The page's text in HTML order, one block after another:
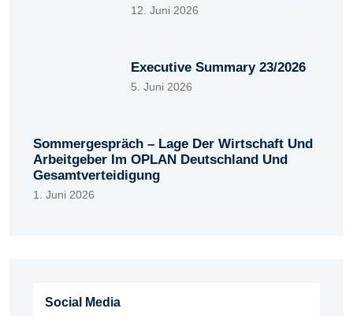
12. Juni 2026
Executive Summary 23/2026
5. Juni 2026
Sommergespräch – Lage Der Wirtschaft Und
Arbeitgeber Im OPLAN Deutschland Und
Gesamtverteidigung
1. Juni 2026
Social Media